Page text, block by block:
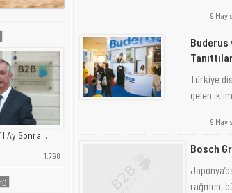
Ay Sonra...
1.798
9
Buderus
Türkiye
gelen
9
Bosch
rağmen,